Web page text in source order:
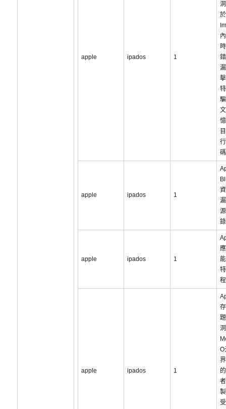
apple ipados 1
apple ipados 1
apple ipados 1
apple ipados 1
O